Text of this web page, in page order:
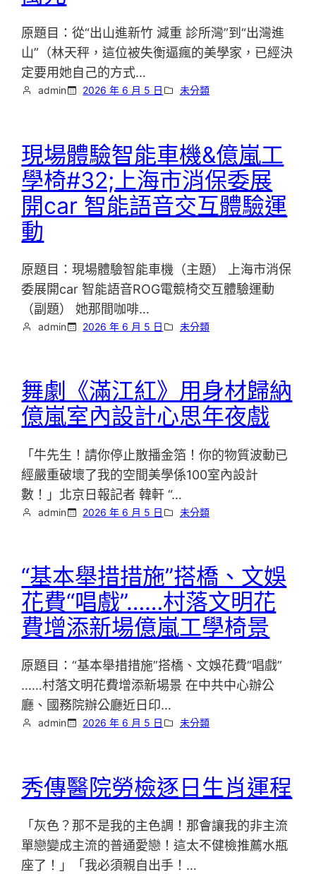
原題目：從“出山進新竹 減重 診所灣”到“出灣進
山”（林天秤，這位被失衡逼瘋的美學家，已經決
定要用她自己的方式…
admin 2026 年 6 月 5 日 未分類
現場體驗智能車機&億嵐工
學椅#32;上海市消保委展
開car 智能語音交互體驗運
動
原題目：現場體驗智能車機（主題） 上海市消保
委展開car 智能語音ROG電競椅交互體驗運動
（副題） 她那間咖啡…
admin 2026 年 6 月 5 日 未分類
舞劇《滿江紅》用身材歸納
億嵐室內設計心思年夜戲
「牛先生！請你停止散播金箔！你的物質波動已
經嚴重破壞了我的空間美學係100室內設計
數！」北京日報記者 韓軒 “…
admin 2026 年 6 月 5 日 未分類
“基本舉措措施”搭橋、文娛
花費“唱戲”……村落文明花
費增添新場億嵐工學椅景
原題目：“基本舉措措施”搭橋、文娛花費“唱戲”
……村落文明花費增添新場景 在中共中心辦公
廳、國務院辦公廳近日印…
admin 2026 年 6 月 5 日 未分類
秀傳醫院勞檢逐日生肖運程
「灰色？那不是我的主色調！那會讓我的非主流
單戀變成主流的普通愛戀！這太不健檢推薦水瓶
座了！」「我必須親自出手！…